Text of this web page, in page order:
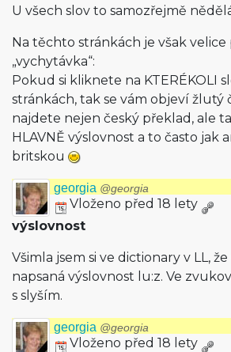
U všech slov to samozřejmě
Na těchto stránkách je však velice
„vychytávka“:
Pokud si kliknete na KTERÉKOLI
stránkách, tak se vám objeví žlutý
najdete nejen český překlad, ale
HLAVNĚ výslovnost a to často jak
britskou
georgia @georgia
Vloženo před 18 lety
výslovnost
Všimla jsem si ve dictionary v LL,
napsaná výslovnost lu:z. Ve
s slyším.
georgia @georgia
Vloženo před 18 lety